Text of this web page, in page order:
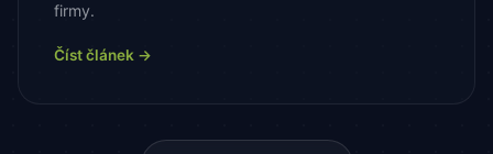
firmy.
Číst článek →